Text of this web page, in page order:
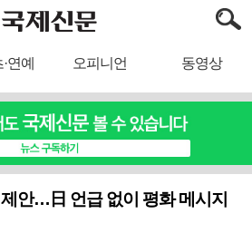
연예 오피니언 동영상
안…日 언급 없이 평화 메시지